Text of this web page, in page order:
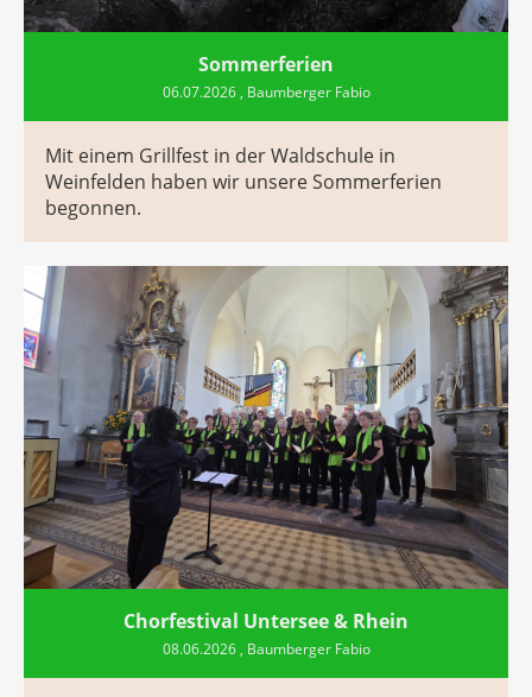
Sommerferien
06.07.2026, Baumberger Fabio
Mit einem Grillfest in der Waldschule in
Weinfelden haben wir unsere Sommerferien
begonnen.
Chorfestival Untersee & Rhein
08.06.2026, Baumberger Fabio